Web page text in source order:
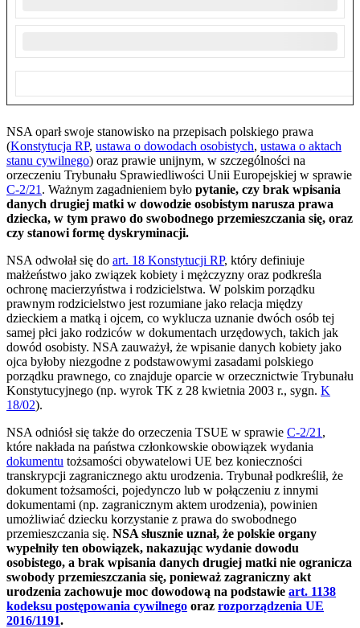
NSA oparł swoje stanowisko na przepisach polskiego prawa
(Konstytucja RP, ustawa o dowodach osobistych, ustawa o aktach
stanu cywilnego) oraz prawie unijnym, w szczególności na
orzeczeniu Trybunału Sprawiedliwości Unii Europejskiej w sprawie
C-2/21 . Ważnym zagadnieniem było pytanie, czy brak wpisania
danych drugiej matki w dowodzie osobistym narusza prawa
dziecka, w tym prawo do swobodnego przemieszczania się, oraz
czy stanowi formę dyskryminacji.
NSA odwołał się do art. 18 Konstytucji RP, który definiuje
małżeństwo jako związek kobiety i mężczyzny oraz podkreśla
ochronę macierzyństwa i rodzicielstwa. W polskim porządku
prawnym rodzicielstwo jest rozumiane jako relacja między
dzieckiem a matką i ojcem, co wyklucza uznanie dwóch osób tej
samej płci jako rodziców w dokumentach urzędowych, takich jak
dowód osobisty. NSA zauważył, że wpisanie danych kobiety jako
ojca byłoby niezgodne z podstawowymi zasadami polskiego
porządku prawnego, co znajduje oparcie w orzecznictwie Trybunału
Konstytucyjnego (np. wyrok TK z 28 kwietnia 2003 r., sygn. K
18/02).
NSA odniósł się także do orzeczenia TSUE w sprawie C-2/21 ,
które nakłada na państwa członkowskie obowiązek wydania
dokumentu tożsamości obywatelowi UE bez konieczności
transkrypcji zagranicznego aktu urodzenia. Trybunał podkreślił, że
dokument tożsamości, pojedynczo lub w połączeniu z innymi
dokumentami (np. zagranicznym aktem urodzenia), powinien
umożliwiać dziecku korzystanie z prawa do swobodnego
przemieszczania się. NSA słusznie uznał, że polskie organy
wypełniły ten obowiązek, nakazując wydanie dowodu
osobistego, a brak wpisania danych drugiej matki nie ogranicza
swobody przemieszczania się, ponieważ zagraniczny akt
urodzenia zachowuje moc dowodową na podstawie art. 1138
kodeksu postępowania cywilnego oraz rozporządzenia UE
2016/1191.